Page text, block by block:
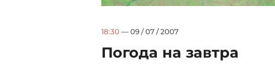
18:30 — 09 / 07 / 2007
Погода на завтра